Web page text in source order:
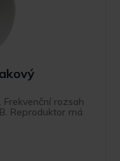
rozsah
Reproduktor má